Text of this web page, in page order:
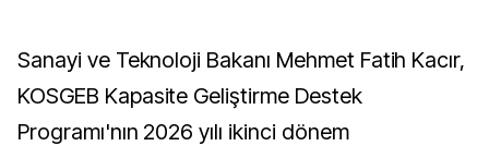
Sanayi ve Teknoloji Bakanı Mehmet Fatih Kacır,
KOSGEB Kapasite Geliştirme Destek
Programı'nın 2026 yılı ikinci dönem